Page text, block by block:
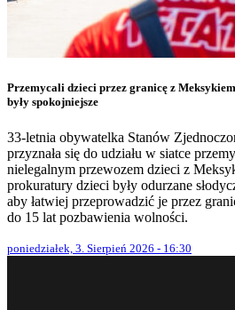
Przemycali dzieci przez granicę z
były spokojniejsze
33-letnia obywatelka Stanów
przyznała się do udziału w siatce
nielegalnym przewozem dzieci z
prokuratury dzieci były odurzane
aby łatwiej przeprowadzić je przez
do 15 lat pozbawienia wolności.
poniedziałek, 3. Sierpień 2026 - 16:30